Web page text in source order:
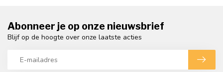
Abonneer je op onze nieuwsbrief
Blijf op de hoogte over onze laatste acties